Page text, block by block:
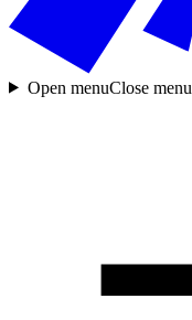
Open menuClose menu